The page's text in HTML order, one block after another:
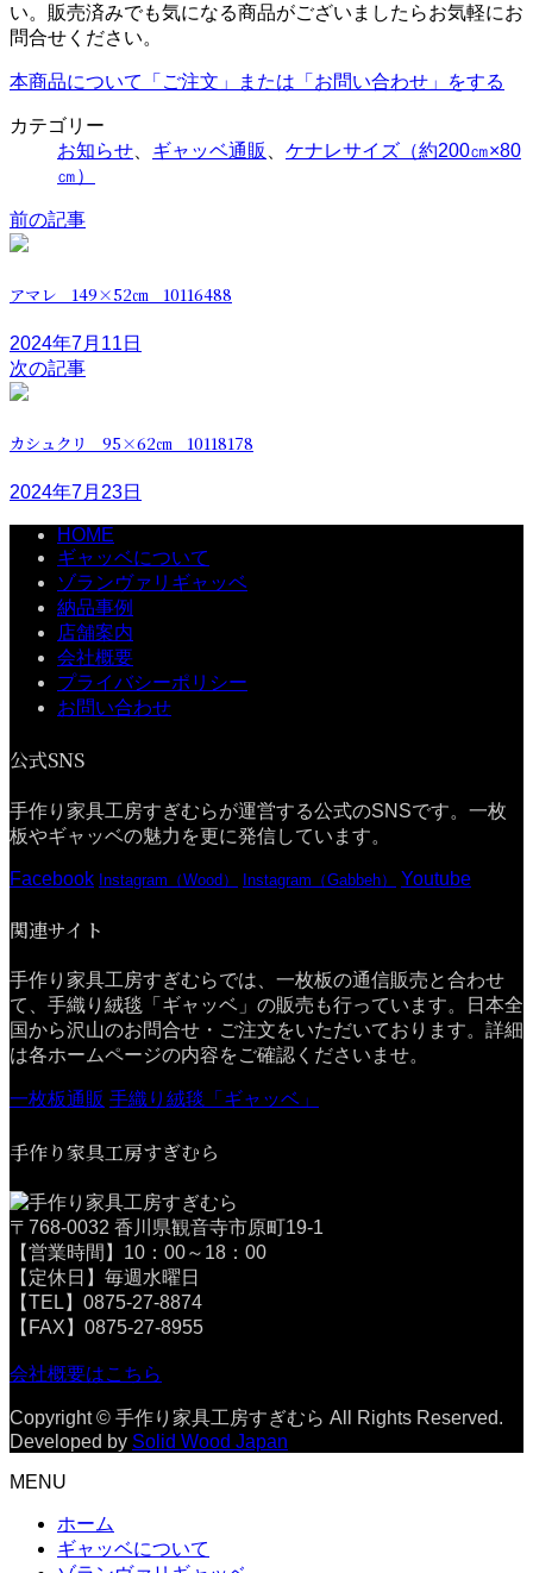
い。販売済みでも気になる商品がございましたらお気軽にお
問合せください。
本商品について「ご注文」または「お問い合わせ」をする
カテゴリー
お知らせ
ギャッベ通販
ケナレサイズ（約200㎝×80
㎝）
前の記事
アマレ 149×52㎝ 10116488
2024年7月11日
次の記事
カシュクリ 95×62㎝ 10118178
2024年7月23日
HOME
ギャッベについて
ゾランヴァリギャッベ
納品事例
店舗案内
会社概要
プライバシーポリシー
お問い合わせ
公式SNS
手作り家具工房すぎむらが運営する公式のSNSです。一枚
板やギャッベの魅力を更に発信しています。
Facebook Instagram（Wood） Instagram（Gabbeh） Youtube
関連サイト
手作り家具工房すぎむらでは、一枚板の通信販売と合わせ
て、手織り絨毯「ギャッベ」の販売も行っています。日本全
国から沢山のお問合せ・ご注文をいただいております。詳細
は各ホームページの内容をご確認くださいませ。
一枚板通販 手織り絨毯「ギャッベ」
手作り家具工房すぎむら
〒768-0032 香川県観音寺市原町19-1
【営業時間】10：00～18：00
【定休日】毎週水曜日
【TEL】0875-27-8874
【FAX】0875-27-8955
会社概要はこちら
Copyright © 手作り家具工房すぎむら All Rights Reserved.
Developed by Solid Wood Japan
MENU
ホーム
ギャッベについて